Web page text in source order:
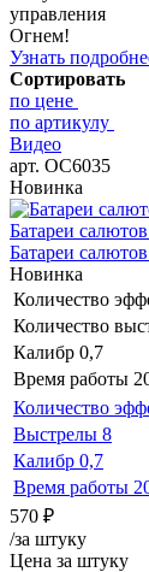
управления
Огнем!
Узнать
Сортировать
по цене
по артикулу
Видео
арт. ОС6035
Новинка
Батареи
Батареи
Новинка
Количество
Количество
Калибр 0,7
Время работы
Количество
Выстрелы 8
Калибр 0,7
Время работы
570 ₽
/за штуку
Цена за штуку